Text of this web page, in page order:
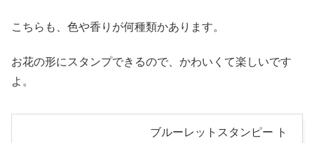
こちらも、色や香りが何種類かあります。
お花の形にスタンプできるので、かわいくて楽しいです
よ。
ブルーレットスタンピー ト